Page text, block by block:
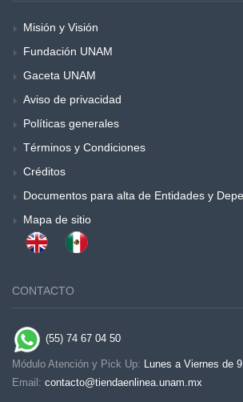
Misión y Visión
Fundación UNAM
Gaceta UNAM
Aviso de privacidad
Políticas generales
Términos y Condiciones
Créditos
Documentos para alta de Entidades y
Mapa de sitio
CONTACTO
(55) 74 67 04 50
Módulo Atención y Pick Up: Lunes a Viernes de
Email: contacto@tiendaenlinea.unam.mx